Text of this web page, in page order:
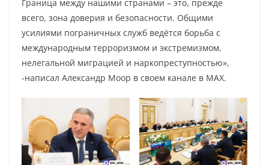
Граница между нашими странами – это, прежде
всего, зона доверия и безопасности. Общими
усилиями пограничных служб ведётся борьба с
международным терроризмом и экстремизмом,
нелегальной миграцией и наркопреступностью»,
-написал Александр Моор в своем канале в МАХ.